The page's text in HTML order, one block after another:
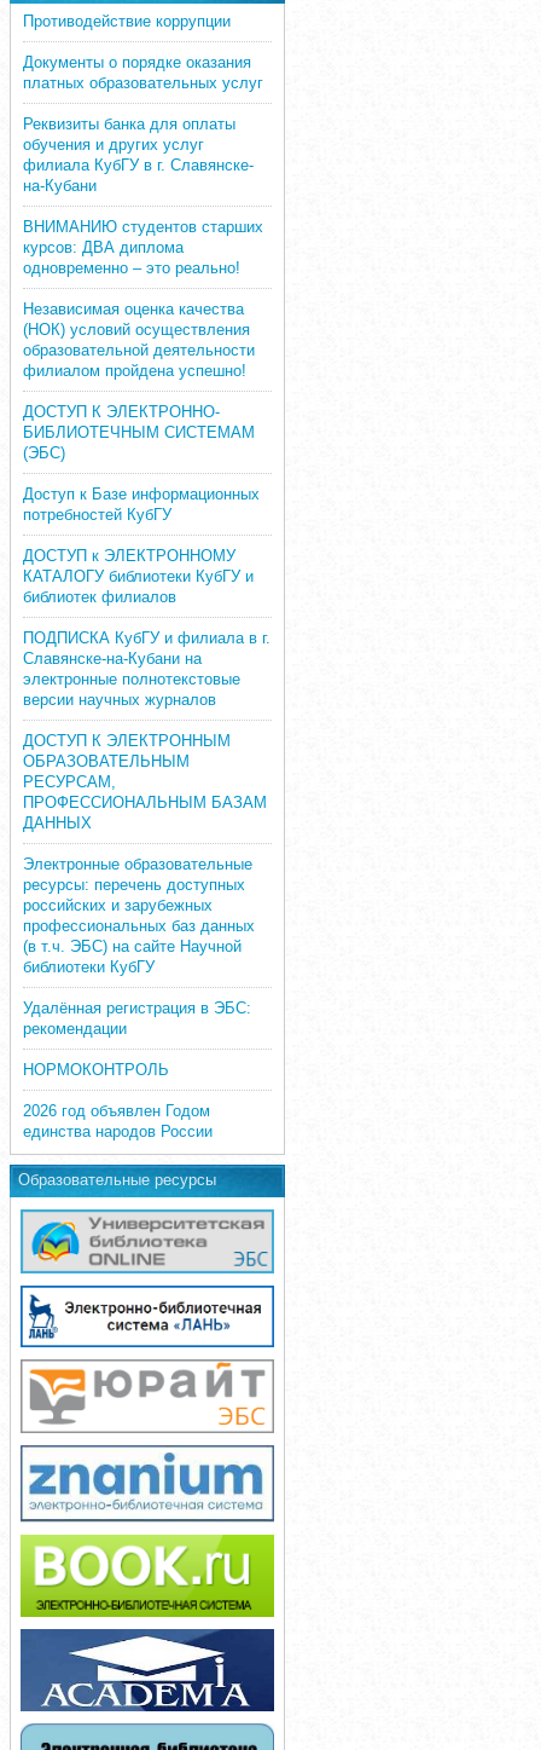
Противодействие коррупции
Документы о порядке оказания
платных образовательных услуг
Реквизиты банка для оплаты
обучения и других услуг
филиала КубГУ в г. Славянске-
на-Кубани
ВНИМАНИЮ студентов старших
курсов: ДВА диплома
одновременно – это реально!
Независимая оценка качества
(НОК) условий осуществления
образовательной деятельности
филиалом пройдена успешно!
ДОСТУП К ЭЛЕКТРОННО-
БИБЛИОТЕЧНЫМ СИСТЕМАМ
(ЭБС)
Доступ к Базе информационных
потребностей КубГУ
ДОСТУП к ЭЛЕКТРОННОМУ
КАТАЛОГУ библиотеки КубГУ и
библиотек филиалов
ПОДПИСКА КубГУ и филиала в г.
Славянске-на-Кубани на
электронные полнотекстовые
версии научных журналов
ДОСТУП К ЭЛЕКТРОННЫМ
ОБРАЗОВАТЕЛЬНЫМ
РЕСУРСАМ,
ПРОФЕССИОНАЛЬНЫМ БАЗАМ
ДАННЫХ
Электронные образовательные
ресурсы: перечень доступных
российских и зарубежных
профессиональных баз данных
(в т.ч. ЭБС) на сайте Научной
библиотеки КубГУ
Удалённая регистрация в ЭБС:
рекомендации
НОРМОКОНТРОЛЬ
2026 год объявлен Годом
единства народов России
Образовательные ресурсы